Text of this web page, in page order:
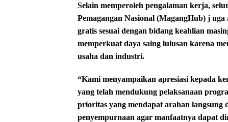
Selain memperoleh pengalaman kerja,
Pemagangan Nasional (MagangHub) j
gratis sesuai dengan bidang keahlian
memperkuat daya saing lulusan karena
usaha dan industri.
“Kami menyampaikan apresiasi kepada
yang telah mendukung pelaksanaan
prioritas yang mendapat arahan
penyempurnaan agar manfaatnya dapat